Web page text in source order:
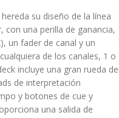
su diseño de la línea
con una perilla de ganancia,
un fader de canal y un
de los canales, 1 o
incluye una gran rueda de
de interpretación
y botones de cue y
una salida de